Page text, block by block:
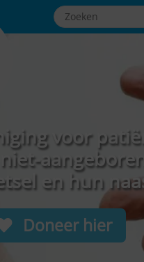
voor
en hun
Doneer hier